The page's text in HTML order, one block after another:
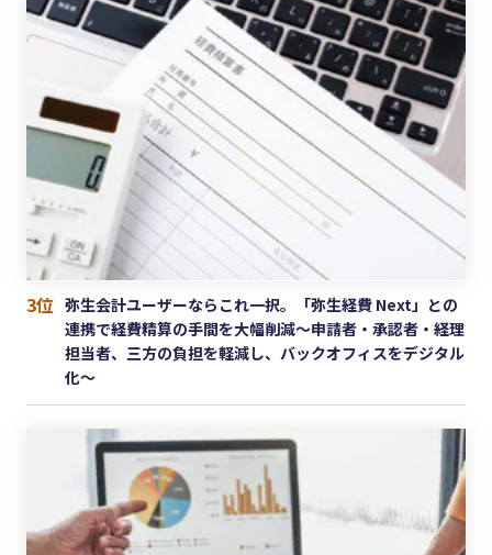
3位 弥生会計ユーザーならこれ一択。「弥生経費 Next」との
連携で経費精算の手間を大幅削減〜申請者・承認者・経理
担当者、三方の負担を軽減し、バックオフィスをデジタル
化〜